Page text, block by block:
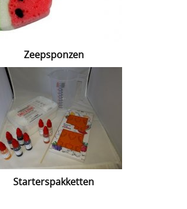
Zeepsponzen
Starterspakketten